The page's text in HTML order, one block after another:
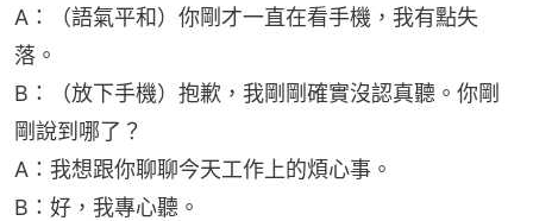
A：（語氣平和）你剛才一直在看手機，我有點失
落。
B：（放下手機）抱歉，我剛剛確實沒認真聽。你剛
剛說到哪了？
A：我想跟你聊聊今天工作上的煩心事。
B：好，我專心聽。